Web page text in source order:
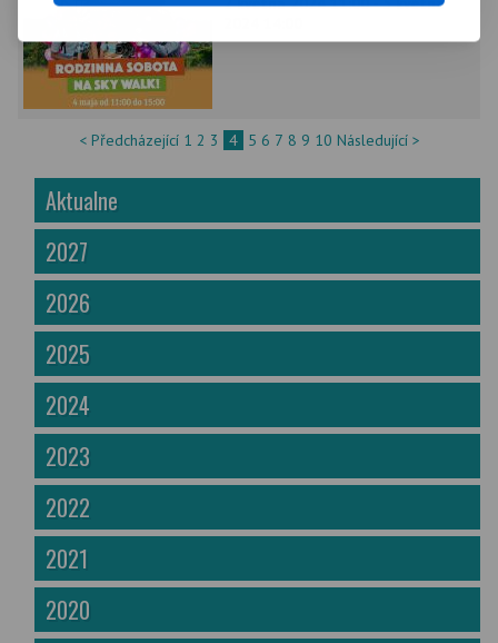
< Předcházející 1 2 3 4 5 6 7 8 9 10 Následující >
Aktualne
2027
2026
2025
2024
2023
2022
2021
2020